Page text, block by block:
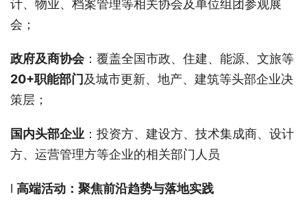
计、物业、档案管理等相关协会及单位组团参观展
会；
政府及商协会：覆盖全国市政、住建、能源、文旅等
20+职能部门及城市更新、地产、建筑等头部企业决
策层；
国内头部企业 ：投资方、建设方、技术集成商、设计
方、运营管理方等企业的相关部门人员
l 高端活动： 聚焦前沿趋势与落地实践